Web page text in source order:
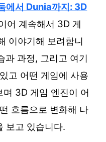
에서 Dunia까지: 3D
어 계속해서 3D 게
이야기해 보려합니
과 과정, 그리고 여기
고 어떤 게임에 사용
3D 게임 엔진이 어
흐름으로 변화해 나
보고 있습니다.